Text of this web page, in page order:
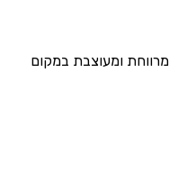
מרווחת ומעוצבת במקום